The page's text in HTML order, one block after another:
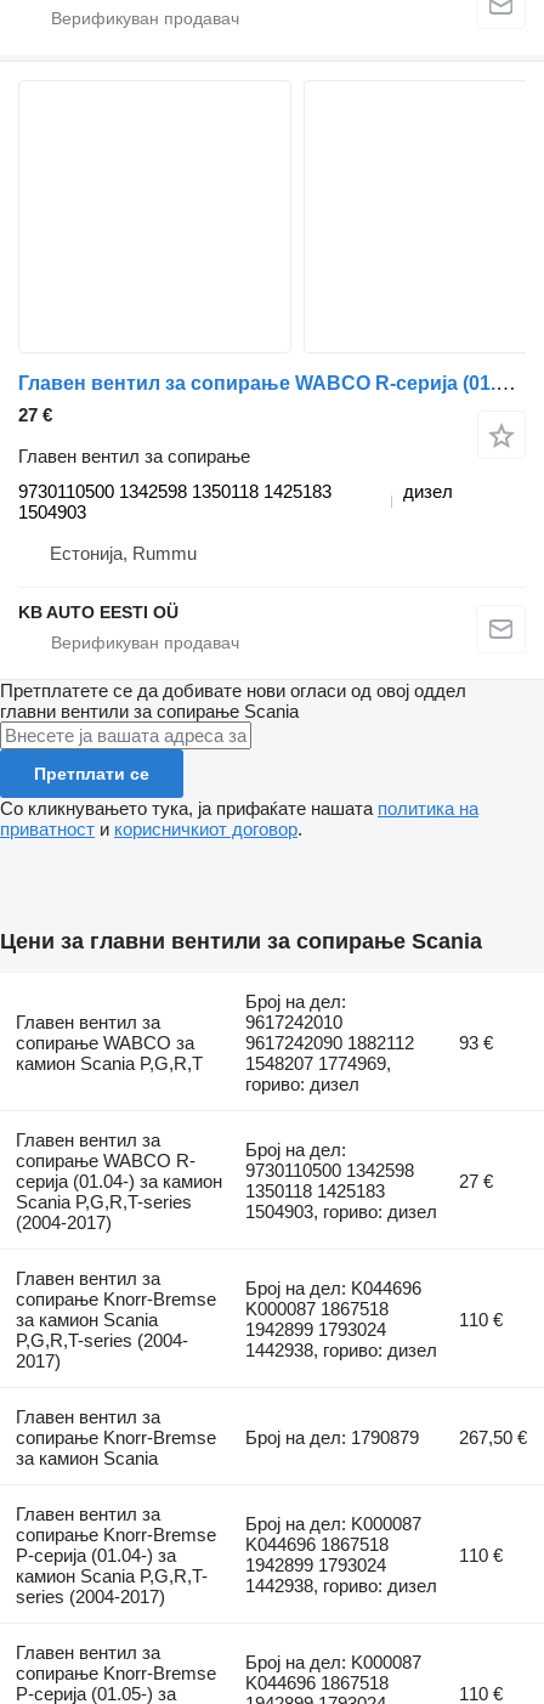
Главен вентил за сопирање WABCO R-серија (01.04-) 9730110500 за камион Scania P,G,R,T-series (2004-2017)
27 €
Главен вентил за сопирање
9730110500 1342598 1350118 1425183
1504903
дизел
Естонија, Rummu
KB AUTO EESTI OÜ
Претплатете се да добивате нови огласи од овој оддел
главни вентили за сопирање Scania
Претплати се
Со кликнувањето тука, ја прифаќате нашата политика на
приватност и корисничкиот договор.
Цени за главни вентили за сопирање Scania
Главен вентил за
сопирање WABCO за
камион Scania P,G,R,T
Број на дел:
9617242010
9617242090 1882112
1548207 1774969,
гориво: дизел
93 €
Главен вентил за
сопирање WABCO R-
серија (01.04-) за камион
Scania P,G,R,T-series
(2004-2017)
Број на дел:
9730110500 1342598
1350118 1425183
1504903, гориво: дизел
27 €
Главен вентил за
сопирање Knorr-Bremse
за камион Scania
P,G,R,T-series (2004-
2017)
Број на дел: K044696
K000087 1867518
1942899 1793024
1442938, гориво: дизел
110 €
Главен вентил за
сопирање Knorr-Bremse
за камион Scania
Број на дел: 1790879 267,50 €
Главен вентил за
сопирање Knorr-Bremse
P-серија (01.04-) за
камион Scania P,G,R,T-
series (2004-2017)
Број на дел: K000087
K044696 1867518
1942899 1793024
1442938, гориво: дизел
110 €
Главен вентил за
сопирање Knorr-Bremse
P-серија (01.05-) за
Број на дел: K000087
K044696 1867518
110 €